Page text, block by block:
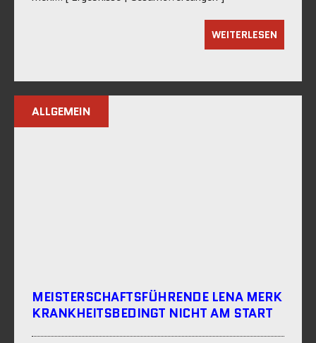
WEITERLESEN
ALLGEMEIN
MEISTERSCHAFTSFÜHRENDE LENA MERK
KRANKHEITSBEDINGT NICHT AM START